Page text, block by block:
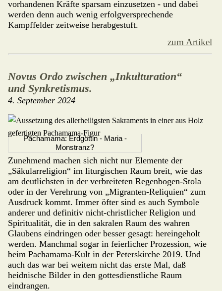
vorhandenen Kräfte sparsam einzusetzen - und dabei
werden denn auch wenig erfolg­versprechende
Kampffelder zeitweise herabgestuft.
zum Artikel
Novus Ordo zwischen „Inkulturation“
und Synkretismus.
4. September 2024
Pachamama: Erdgöttin - Maria -
Monstranz?
Zunehmend machen sich nicht nur Elemente der
„Säkularreligion“ im liturgischen Raum breit, wie das
am deutlichsten in der verbreiteten Regen­bogen-Stola
oder in der Verehrung von „Migranten-Reliquien“ zum
Ausdruck kommt. Immer öfter sind es auch Sym­bo­le
anderer und definitiv nicht-christlicher Religion und
Spiritualität, die in den sakralen Raum des wahren
Glaubens eindringen oder besser gesagt: hereingeholt
werden. Manchmal sogar in feierlicher Prozession, wie
beim Pachamama-Kult in der Peterskirche 2019. Und
auch das war bei weitem nicht das erste Mal, daß
heidnische Bilder in den gottes­dienstliche Raum
eindrangen.